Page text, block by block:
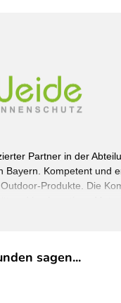
Partner in der
Bayern. Kompetent und
Produkte. Die
bestem Schutz. Bauen
sagen...